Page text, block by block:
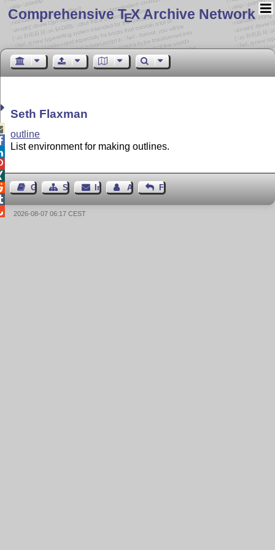
Comprehensive TEX Archive Network
Seth Flaxman
outline
List environment for making outlines.
GästebuchSeiten-Struktur
ImpressumAutor kontaktieren
Feedback
2026-08-07 06:17 CEST